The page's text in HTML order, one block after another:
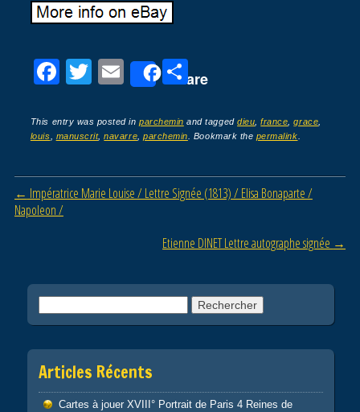
F
c
e
b
o
o
T
tt
er
E
ail
Share
P
ta
g
er
This entry was posted inparchemin and taggeddieu ,france ,grace
louis
manuscrit,navarre ,parchemin . Bookmark the permalink
Post navigation
← Impératrice Marie Louise / Lettre Signée (1813) / Elisa Bonaparte /
Napoleon /
Etienne DINET Lettre autographe signée →
Articles Récents
Cartes à jouer XVIII° Portrait de Paris 4 Reines de